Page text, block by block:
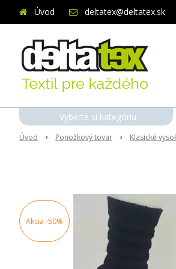
Úvod deltatex@deltatex.sk
Úvod Ponožkový tovar Klasické
Akcia -50%
Vyberte si kategóriu